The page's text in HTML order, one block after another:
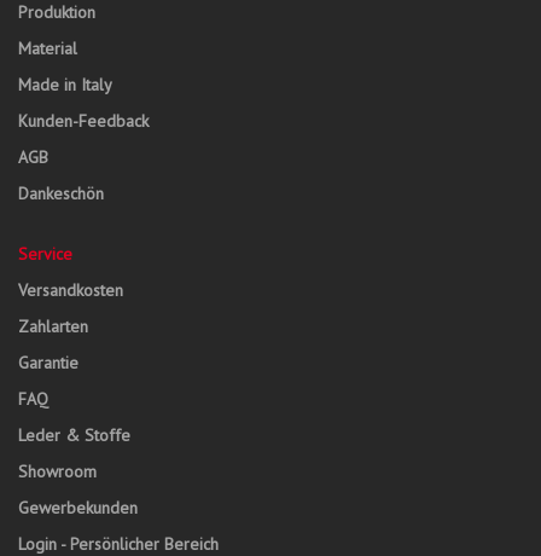
Produktion
Material
Made in Italy
Kunden-Feedback
AGB
Dankeschön
Service
Versandkosten
Zahlarten
Garantie
FAQ
Leder & Stoffe
Showroom
Gewerbekunden
Login - Persönlicher Bereich